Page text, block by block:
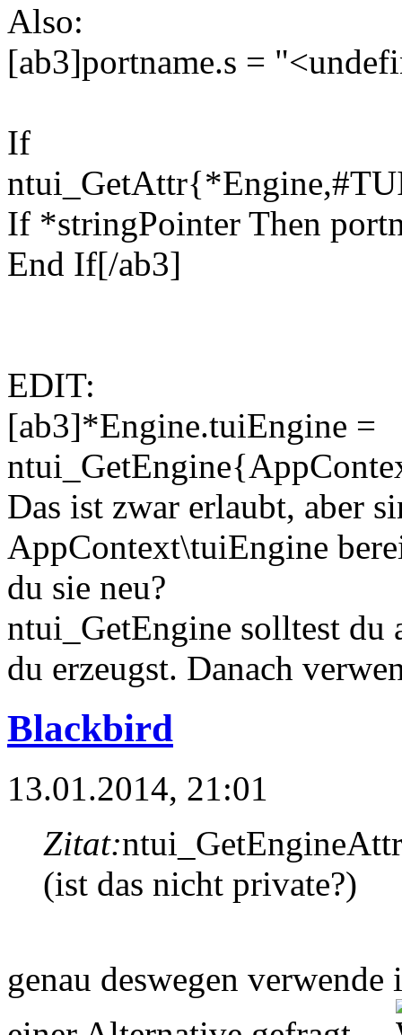
Also:
[ab3]portname.s =
If
If *stringPointer Then
End If[/ab3]
EDIT:
[ab3]*Engine.tuiEngine =
Das ist zwar erlaubt, aber
AppContext\tuiEngine
du sie neu?
ntui_GetEngine solltest du
du erzeugst. Danach
Blackbird
13.01.2014, 21:01
Zitat:
(ist das nicht private?)
genau deswegen